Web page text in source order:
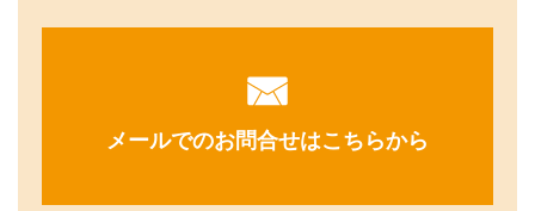
メールでのお問合せはこちらから